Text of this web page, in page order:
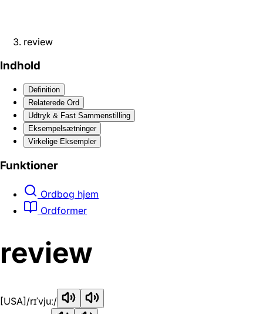
review
Indhold
Definition
Relaterede Ord
Udtryk & Fast Sammenstilling
Eksempelsætninger
Virkelige Eksempler
Funktioner
Ordbog hjem
Ordformer
review
[USA] /rɪˈvjuː/